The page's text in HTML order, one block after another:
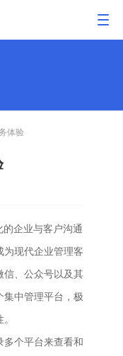
体验
企业与客户沟通
现代企业管理客
信、公众号以及其
中管理平台，极
个平台来查看和